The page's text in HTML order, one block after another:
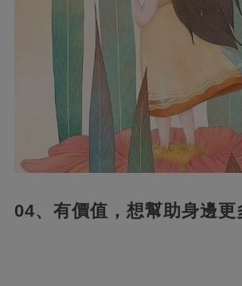
04、有價值，想幫助身邊更